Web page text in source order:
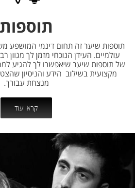
תוספות
תוספות שיער זה תחום דינמי המושפע
עולמיים. העידן הנוכחי מזמן לך מגוון
של תוספות שיער שיאפשרו לך להגיע
מקצועית בשילוב הידע והניסיון
מנצחת עבורך.
קראי עוד